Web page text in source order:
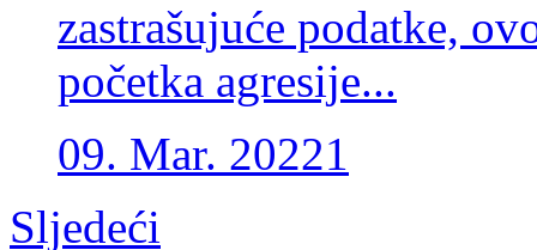
zastrašujuće podatke,
početka agresije...
09. Mar. 20221
Sljedeći